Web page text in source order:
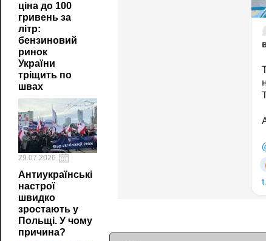
ціна до 100
гривень за
літр:
бензиновий
ринок
України
тріщить по
швах
29.07.2026
Антиукраїнські
настрої
швидко
зростають у
Польщі. У чому
причина?